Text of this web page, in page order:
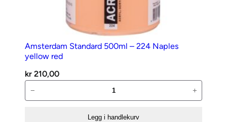
Amsterdam Standard 500ml – 224 Naples
yellow red
kr 210,00
Standard
− +
Legg i handlekurv